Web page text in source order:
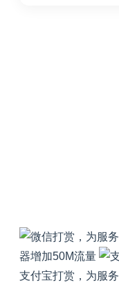
器增加50M流量
支付宝打赏，为服